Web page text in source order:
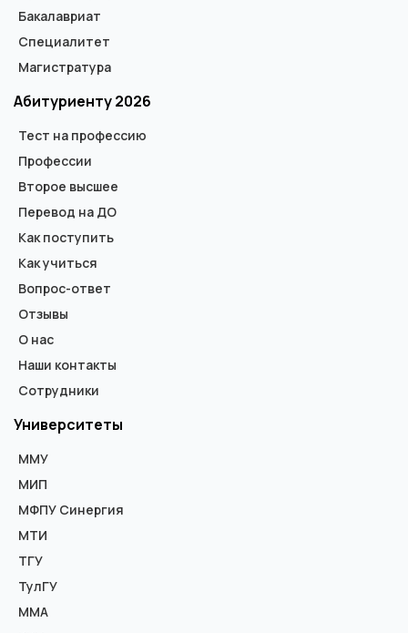
Бакалавриат
Специалитет
Магистратура
Абитуриенту 2026
Тест на профессию
Профессии
Второе высшее
Перевод на ДО
Как поступить
Как учиться
Вопрос-ответ
Отзывы
О нас
Наши контакты
Сотрудники
Университеты
ММУ
МИП
МФПУ Синергия
МТИ
ТГУ
ТулГУ
ММА